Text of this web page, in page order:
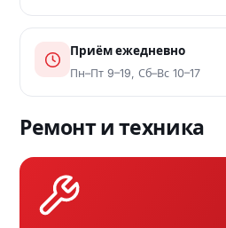
Приём ежедневно
Пн–Пт 9–19, Сб–Вс 10–17
Ремонт и техника